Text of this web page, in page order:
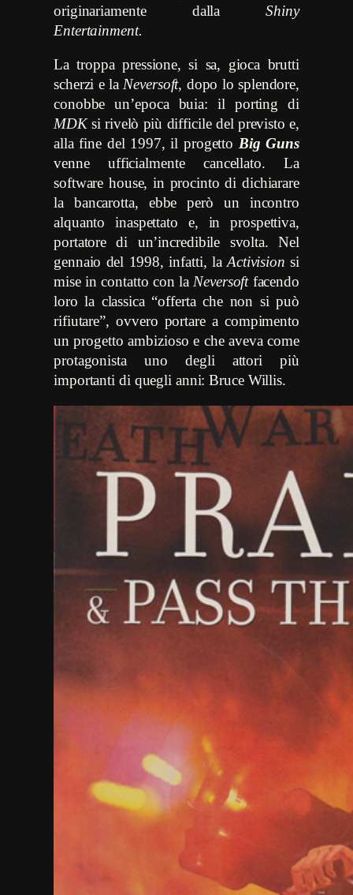
originariamente dalla Shiny
Entertainment.
La troppa pressione, si sa, gioca brutti
scherzi e laNeversoft, dopo lo splendore,
conobbe un’epoca buia: il porting di
MDKsi rivelò più difficile del previsto e,
alla fine del 1997, il progetto Big Guns
venne ufficialmente cancellato. La
software house, in procinto di dichiarare
la bancarotta, ebbe però un incontro
alquanto inaspettato e, in prospettiva,
portatore di un’incredibile svolta. Nel
gennaio del 1998, infatti, laActivision si
mise in contatto con laNeversoftfacendo
loro la classica “offerta che non si può
rifiutare”, ovvero portare a compimento
un progetto ambizioso e che aveva come
protagonista uno degli attori più
importanti di quegli anni: Bruce Willis.